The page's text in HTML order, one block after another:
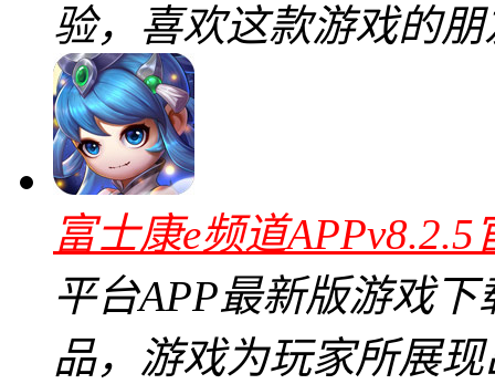
验，喜欢这款游戏的
富士康e频道APPv8.2.5
平台APP最新版游戏
品，游戏为玩家所展